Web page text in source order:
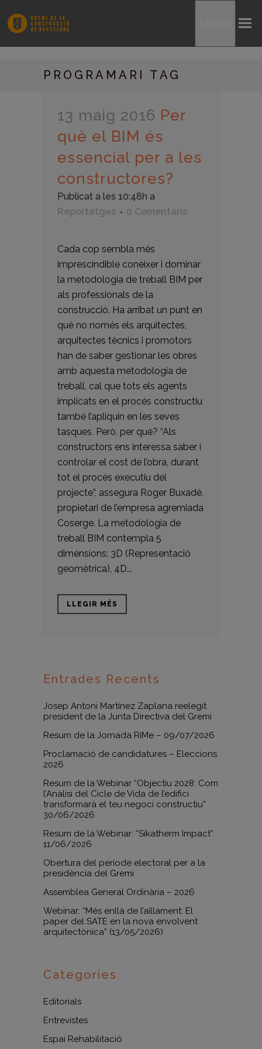
PROGRAMARI TAG
13 maig 2016 Per
què el BIM és
essencial per a les
constructores?
Publicat a les 10:48h a
Reportatges
0 Comentaris
Cada cop sembla més
imprescindible conèixer i dominar
la metodologia de treball BIM per
als professionals de la
construcció. Ha arribat un punt en
què no només els arquitectes,
arquitectes tècnics i promotors
han de saber gestionar les obres
amb aquesta metodologia de
treball, cal que tots els agents
implicats en el procés constructiu
també l’apliquin en les seves
tasques. Però, per què? “Als
constructors ens interessa saber i
controlar el cost de l’obra, durant
tot el procés executiu del
projecte”, assegura Roger Buxadé,
propietari de l’empresa agremiada
Coserge. La metodologia de
treball BIM contempla 5
dimensions: 3D (Representació
geomètrica), 4D...
LLEGIR MÉS
Entrades Recents
Josep Antoni Martínez Zaplana reelegit
president de la Junta Directiva del Gremi
Resum de la Jornada RiMe – 09/07/2026
Proclamació de candidatures – Eleccions
2026
Resum de la Webinar “Objectiu 2028: Com
l’Anàlisi del Cicle de Vida de l’edifici
transformarà el teu negoci constructiu”
30/06/2026
Resum de la Webinar: “Sikatherm Impact”
11/06/2026
Obertura del període electoral per a la
presidència del Gremi
Assemblea General Ordinària – 2026
Webinar: “Més enllà de l’aillament: El
paper del SATE en la nova envolvent
arquitectònica” (13/05/2026)
Categories
Editorials
Entrevistes
Espai Rehabilitació